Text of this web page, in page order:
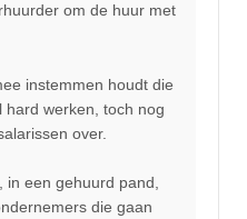
om de huur met
instemmen houdt die
werken, toch nog
over.
een gehuurd pand,
die gaan